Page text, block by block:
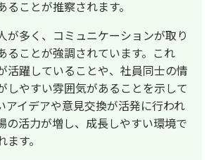
ることが推察されます。
が多く、コミュニケーションが取り
ることが強調されています。これ
活躍していることや、社員同士の情
しやすい雰囲気があることを示して
アイデアや意見交換が活発に行われ
の活力が増し、成長しやすい環境で
す。